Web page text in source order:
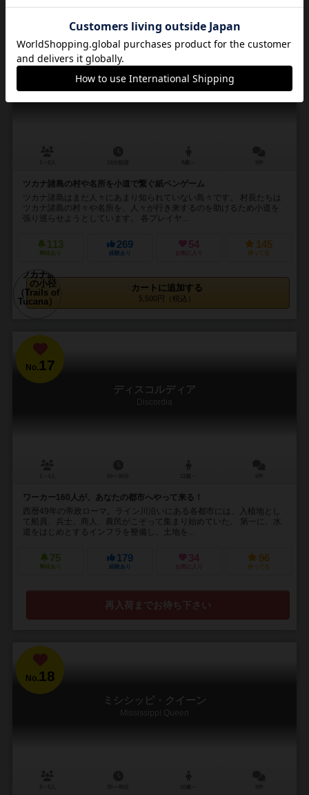
No. 16
ツカナ諸島の小径
ツカナ諸島の村や名所を小道で繋ぐ紙ペンゲーム
ツカナ諸島はまだ人々にあまり知られていない島々です。 村長たちは
ツカナ諸島の村々や名所を、人々が行き来するのを助けるため小道を
張り巡らせようとしています。 各プレイヤ...
113
興味あり
269
経験あり
54
お気に入り
145
持ってる
カートに追加する
5,500円（税込）
No.17
ディスコルディア
Discordia
ワーカー160人が、あなたの都市へやって来る！
西暦49年の帝政ローマ。ライン川沿いにある各都市には、入植地とし
て船員、兵士、商人、農民がこぞって集まり始めていた。 第一に、水
道をはじめとするインフラを整備し、土地を...
75
興味あり
179
経験あり
34
お気に入り
96
持ってる
再入荷までお待ち下さい
No.18
ミシシッピ・クイーン
Mississippi Queen